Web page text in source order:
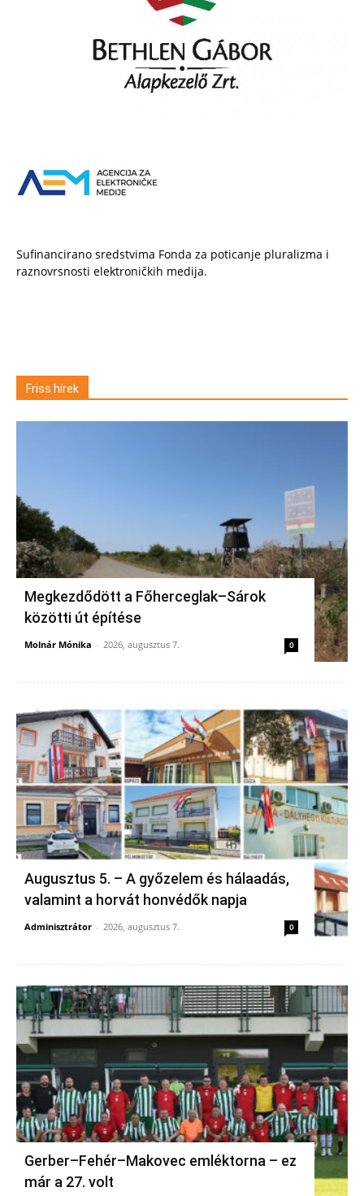
Sufinancirano sredstvima Fonda za poticanje pluralizma i
raznovrsnosti elektroničkih medija.
Friss hírek
Megkezdődött a Főherceglak–Sárok
közötti út építése
Molnár Mónika - 2026, augusztus 7. 0
Augusztus 5. – A győzelem és hálaadás,
valamint a horvát honvédők napja
Adminisztrátor - 2026, augusztus 7. 0
Gerber–Fehér–Makovec emléktorna – ez
már a 27. volt